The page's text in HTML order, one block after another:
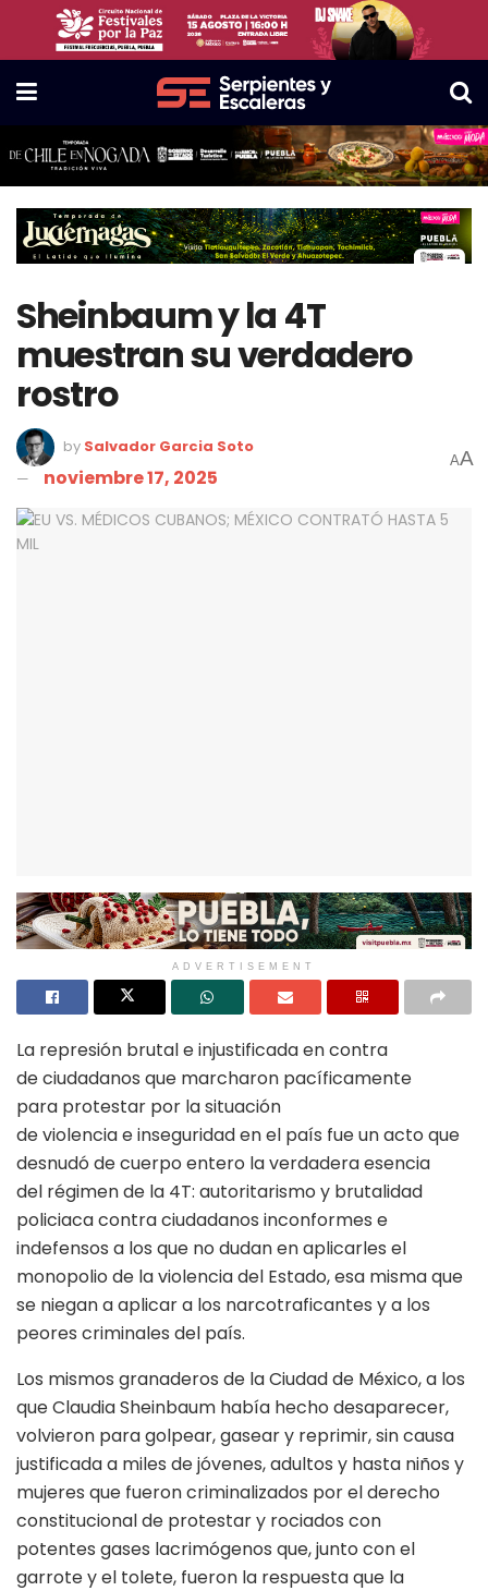
Sheinbaum y la 4T
muestran su verdadero
rostro
by Salvador Garcia Soto
noviembre 17, 2025
AA
ADVERTISEMENT
La represión brutal e injustificada en contra
de ciudadanos que marcharon pacíficamente
para protestar por la situación
de violencia e inseguridad en el país fue un acto que
desnudó de cuerpo entero la verdadera esencia
del régimen de la 4T: autoritarismo y brutalidad
policiaca contra ciudadanos inconformes e
indefensos a los que no dudan en aplicarles el
monopolio de la violencia del Estado, esa misma que
se niegan a aplicar a los narcotraficantes y a los
peores criminales del país.
Los mismos granaderos de la Ciudad de México, a los
que Claudia Sheinbaum había hecho desaparecer,
volvieron para golpear, gasear y reprimir, sin causa
justificada a miles de jóvenes, adultos y hasta niños y
mujeres que fueron criminalizados por el derecho
constitucional de protestar y rociados con
potentes gases lacrimógenos que, junto con el
garrote y el tolete, fueron la respuesta que la